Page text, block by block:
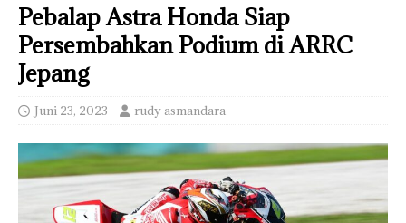
Pebalap Astra Honda Siap
Persembahkan Podium di ARRC
Jepang
Juni 23, 2023 rudy asmandara